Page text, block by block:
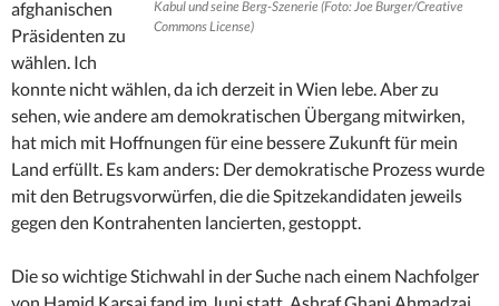
Kabul und seine Berg-Szenerie (Foto: Joe Burger/Creative
Commons License)
afghanischen
Präsidenten zu
wählen. Ich
konnte nicht wählen, da ich derzeit in Wien lebe. Aber zu
sehen, wie andere am demokratischen Übergang mitwirken,
hat mich mit Hoffnungen für eine bessere Zukunft für mein
Land erfüllt. Es kam anders: Der demokratische Prozess wurde
mit den Betrugsvorwürfen, die die Spitzekandidaten jeweils
gegen den Kontrahenten lancierten, gestoppt.
Die so wichtige Stichwahl in der Suche nach einem Nachfolger